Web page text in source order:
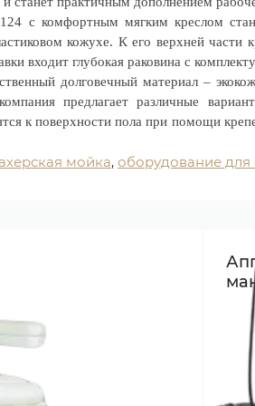
с комфортным мягким креслом
кожухе. К его верхней части
входит глубокая раковина с
долговечный материал –
предлагает различные
к поверхности пола при помощи
мойка, оборудование для